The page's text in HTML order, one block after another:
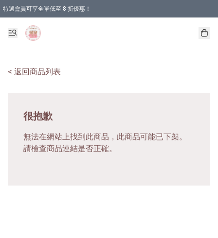
特選會員可享全單低至 8 折優惠！
< 返回商品列表
很抱歉
無法在網站上找到此商品，此商品可能已下架。
請檢查商品連結是否正確。